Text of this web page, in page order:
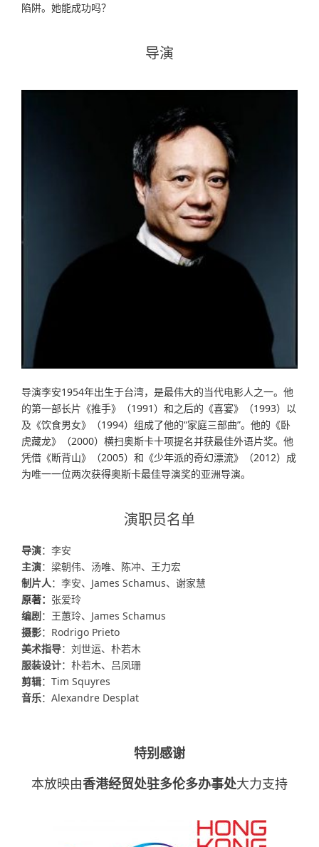
陷阱。她能成功吗？
导演
导演李安1954年出生于台湾，是最伟大的当代电影人之一。他
的第一部长片《推手》（1991）和之后的《喜宴》（1993）以
及《饮食男女》（1994）组成了他的“家庭三部曲”。他的《卧
虎藏龙》（2000）横扫奥斯卡十项提名并获最佳外语片奖。他
凭借《断背山》（2005）和《少年派的奇幻漂流》（2012）成
为唯一一位两次获得奥斯卡最佳导演奖的亚洲导演。
演职员名单
导演：李安
主演：梁朝伟、汤唯、陈冲、王力宏
制片人：李安、James Schamus、谢家慧
原著： 张爱玲
编剧：王蕙玲、James Schamus
摄影：Rodrigo Prieto
美术指导：刘世运、朴若木
服装设计：朴若木、吕凤珊
剪辑：Tim Squyres
音乐：Alexandre Desplat
特别感谢
本放映由香港经贸处驻多伦多办事处大力支持